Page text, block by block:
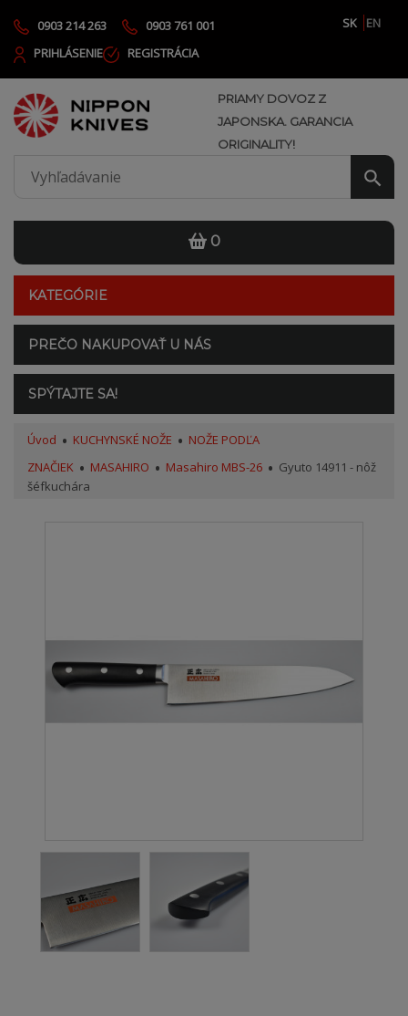
0903 214 263 0903 761 001 SK
EN
PRIHLÁSENIE
REGISTRÁCIA
PRIAMY DOVOZ Z
JAPONSKA. GARANCIA
ORIGINALITY!
0
KATEGÓRIE
PREČO NAKUPOVAŤ U NÁS
SPÝTAJTE SA!
Úvod KUCHYNSKÉ NOŽE
NOŽE PODĽA
ZNAČIEK
MASAHIRO Masahiro MBS-26
Gyuto 14911 - nôž
šéfkuchára